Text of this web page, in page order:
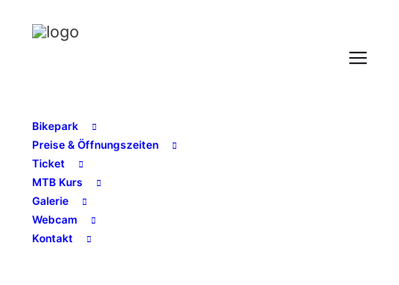
Bikepark
Preise & Öffnungszeiten
Ticket
MTB Kurs
Galerie
Webcam
Kontakt
Mitglied